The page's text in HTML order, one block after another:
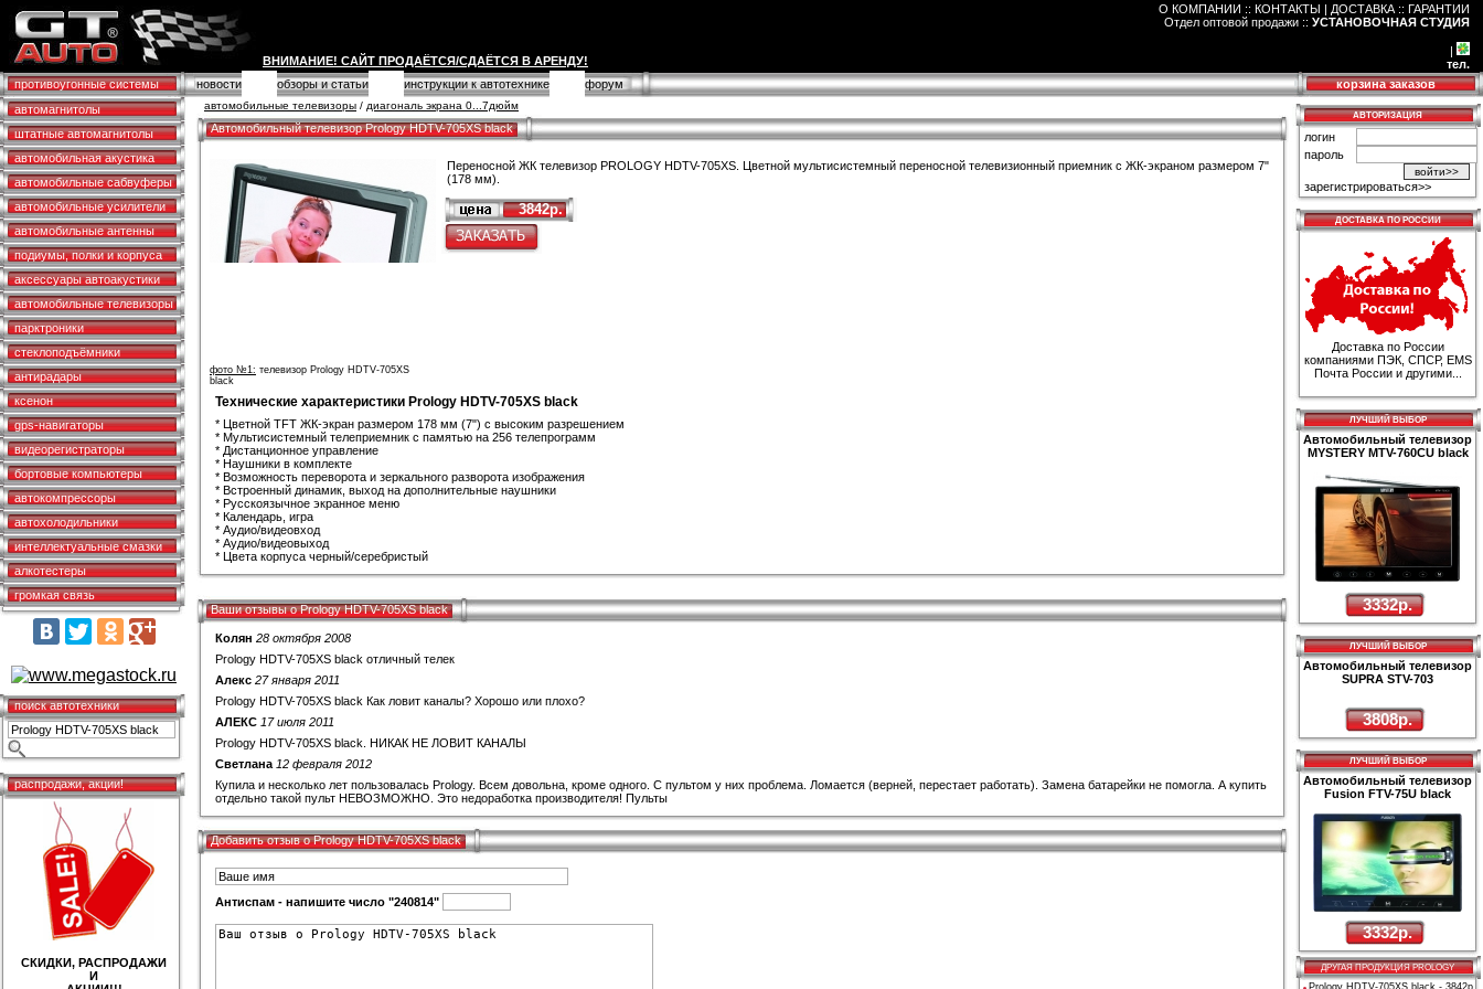
ВНИМАНИЕ! САЙТ ПРОДАЁТСЯ/СДАЁТСЯ В АРЕНДУ!
О КОМПАНИИ :: КОНТАКТЫ | ДОСТАВКА :: ГАРАНТИИ
Отдел оптовой продажи :: УСТАНОВОЧНАЯ СТУДИЯ
|
тел.
противоугонные системы
новости обзоры и статьи инструкции к автотехнике форум
корзина заказов
автомагнитолы
штатные автомагнитолы
автомобильная акустика
автомобильные сабвуферы
автомобильные усилители
автомобильные антенны
подиумы, полки и корпуса
аксессуары автоакустики
автомобильные телевизоры
парктроники
стеклоподъёмники
антирадары
ксенон
gps-навигаторы
видеорегистраторы
бортовые компьютеры
автокомпрессоры
автохолодильники
интеллектуальные смазки
алкотестеры
громкая связь
поиск автотехники
распродажи, акции!
СКИДКИ, РАСПРОДАЖИ
И
автомобильные телевизоры / диагональ экрана 0...7дюйм
Автомобильный телевизор Prology HDTV-705XS black
фото №1: телевизор Prology HDTV-705XS
black
Переносной ЖК телевизор PROLOGY HDTV-705XS. Цветной мультисистемный переносной телевизионный приемник с ЖК-экраном размером 7"
(178 мм).
3842р.
Технические характеристики Prology HDTV-705XS black
* Цветной TFT ЖК-экран размером 178 мм (7") с высоким разрешением
* Мультисистемный телеприемник с памятью на 256 телепрограмм
* Дистанционное управление
* Наушники в комплекте
* Возможность переворота и зеркального разворота изображения
* Встроенный динамик, выход на дополнительные наушники
* Русскоязычное экранное меню
* Календарь, игра
* Аудио/видеовход
* Аудио/видеовыход
* Цвета корпуса черный/серебристый
Ваши отзывы о Prology HDTV-705XS black
Колян 28 октября 2008
Prology HDTV-705XS black отличный телек
Алекс 27 января 2011
Prology HDTV-705XS black Как ловит каналы? Хорошо или плохо?
АЛЕКС 17 июля 2011
Prology HDTV-705XS black. НИКАК НЕ ЛОВИТ КАНАЛЫ
Светлана 12 февраля 2012
Купила и несколько лет пользовалась Prology. Всем довольна, кроме одного. С пультом у них проблема. Ломается (верней, перестает работать). Замена батарейки не помогла. А купить
отдельно такой пульт НЕВОЗМОЖНО. Это недоработка производителя! Пульты
Добавить отзыв о Prology HDTV-705XS black
Антиспам - напишите число "240814"
АВТОРИЗАЦИЯ
логин
пароль
зарегистрироваться>>
ДОСТАВКА ПО РОССИИ
Доставка по России
компаниями ПЭК, СПСР, EMS
Почта России и другими...
ЛУЧШИЙ ВЫБОР
Автомобильный телевизор
MYSTERY MTV-760CU black
3332р.
ЛУЧШИЙ ВЫБОР
Автомобильный телевизор
SUPRA STV-703
3808р.
ЛУЧШИЙ ВЫБОР
Автомобильный телевизор
Fusion FTV-75U black
3332р.
ДРУГАЯ ПРОДУКЦИЯ PROLOGY
Prology HDTV-705XS black - 3842р.